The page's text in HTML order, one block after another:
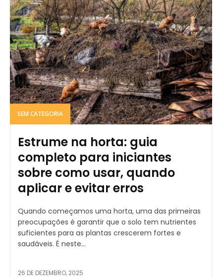
SEM CATEGORIA
Estrume na horta: guia
completo para iniciantes
sobre como usar, quando
aplicar e evitar erros
Quando começamos uma horta, uma das primeiras
preocupações é garantir que o solo tem nutrientes
suficientes para as plantas crescerem fortes e
saudáveis. É neste...
26 DE DEZEMBRO, 2025